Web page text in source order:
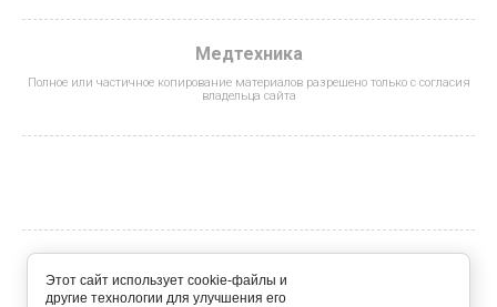
Медтехника
Полное или частичное копирование материалов разрешено только с согласия
владельца сайта
© 2022 - 2026 Обращаем ваше внимание на то, что
информация на сайте носит исключительно
Этот сайт использует cookie-файлы и
другие технологии для улучшения его